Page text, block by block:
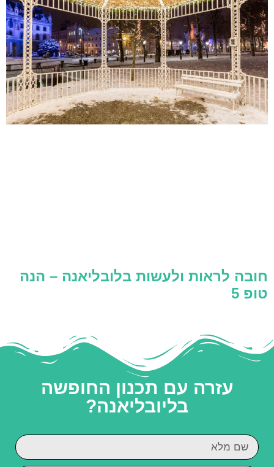
חובה לראות ולעשות בלובליאנה – הנה
טופ 5
עזרה עם תכנון החופשה
בליובליאנה?